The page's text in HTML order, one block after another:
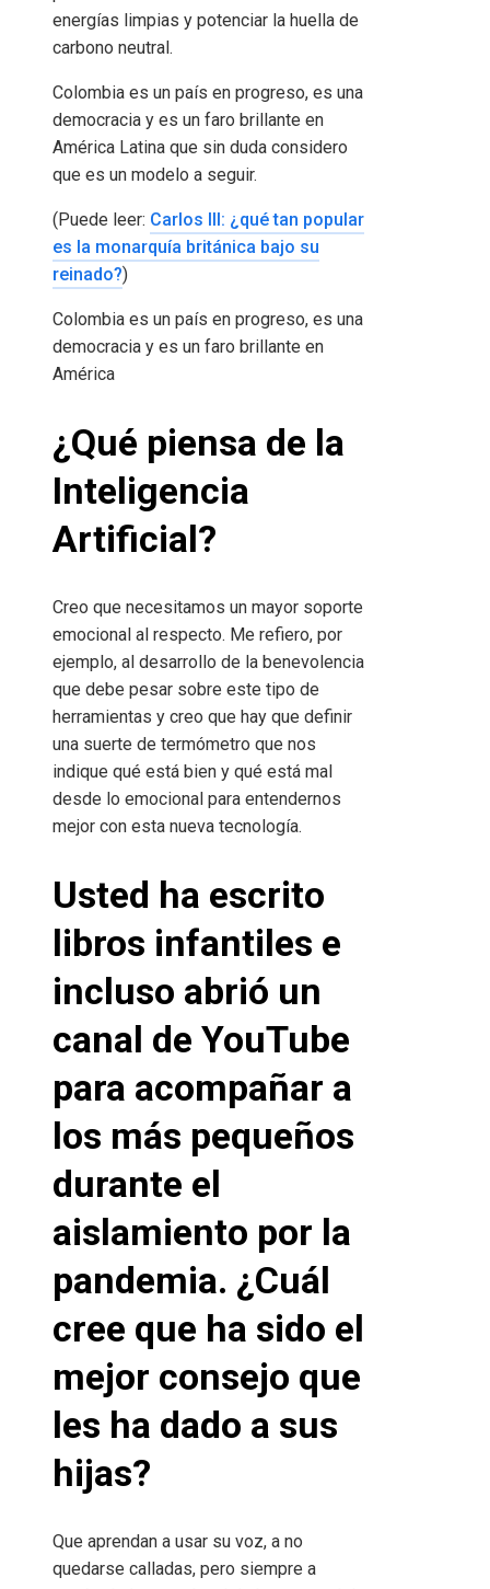
energías limpias y potenciar la huella de
carbono neutral.
Colombia es un país en progreso, es una
democracia y es un faro brillante en
América Latina que sin duda considero
que es un modelo a seguir.
(Puede leer: Carlos III: ¿qué tan popular
es la monarquía británica bajo su
reinado?)
Colombia es un país en progreso, es una
democracia y es un faro brillante en
América
¿Qué piensa de la
Inteligencia
Artificial?
Creo que necesitamos un mayor soporte
emocional al respecto. Me refiero, por
ejemplo, al desarrollo de la benevolencia
que debe pesar sobre este tipo de
herramientas y creo que hay que definir
una suerte de termómetro que nos
indique qué está bien y qué está mal
desde lo emocional para entendernos
mejor con esta nueva tecnología.
Usted ha escrito
libros infantiles e
incluso abrió un
canal de YouTube
para acompañar a
los más pequeños
durante el
aislamiento por la
pandemia. ¿Cuál
cree que ha sido el
mejor consejo que
les ha dado a sus
hijas?
Que aprendan a usar su voz, a no
quedarse calladas, pero siempre a